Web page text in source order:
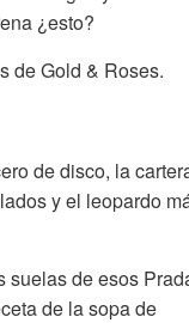
¿esto?
de Gold & Roses.
de disco, la
y el leopardo
suelas de esos
de la sopa de